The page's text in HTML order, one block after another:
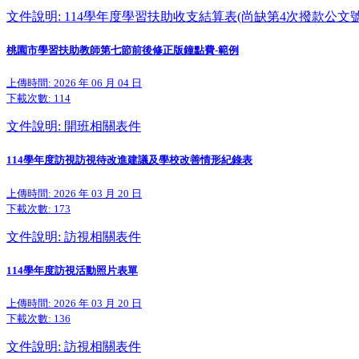
文件說明: 114學年度學習扶助收支結算表(尚缺第4次撥款公文
桃園市學習扶助教師第七節前後修正版鐘點費-範例
上傳時間: 2026 年 06 月 04 日
下載次數: 114
文件說明: 開班相關表件
114學年度訪視訪視待改進建議及學校改善情形紀錄表
上傳時間: 2026 年 03 月 20 日
下載次數: 173
文件說明: 訪視相關表件
114學年度訪視活動照片表單
上傳時間: 2026 年 03 月 20 日
下載次數: 136
文件說明: 訪視相關表件